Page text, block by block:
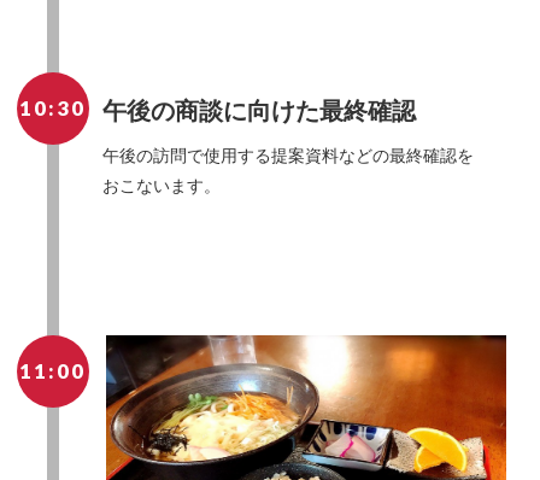
午後の商談に向けた最終確認
午後の訪問で使用する提案資料などの最終確認を
おこないます。
10:30
11:00